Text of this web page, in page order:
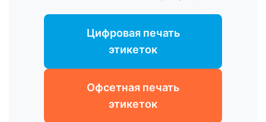
Цифровая печать
этикеток
Офсетная печать
этикеток